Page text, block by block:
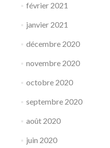
février 2021
janvier 2021
décembre 2020
novembre 2020
octobre 2020
septembre 2020
août 2020
juin 2020